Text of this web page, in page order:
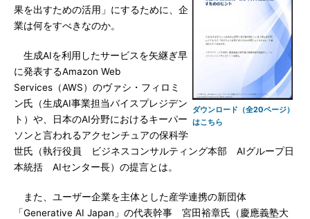
ダウンロード（全20ページ）
はこちら
果を出すための活用」にするために、企
業は何をすべきなのか。
生成AIを利用したサービスを矢継ぎ早
に発表するAmazon Web
Services（AWS）のヴァシ・フィロミ
ン氏（生成AI事業担当バイスプレジデン
ト）や、日本のAI分野におけるキーパー
ソンと言われるアクセンチュアの保科学
世氏（執行役員 ビジネスコンサルティング本部 AIグループ日
本統括 AIセンター長）の提言とは。
また、ユーザー企業を主体とした産学連携の新団体
「Generative AI Japan」の代表幹事 宮田裕章氏（慶應義塾大